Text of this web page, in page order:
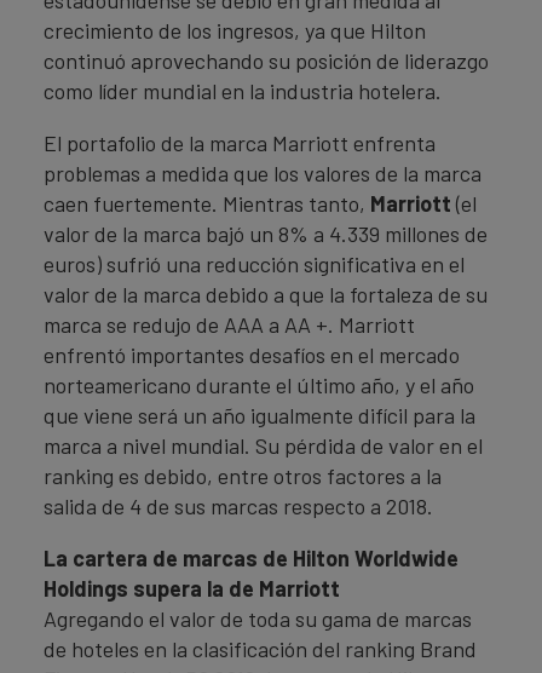
crecimiento de los ingresos, ya que Hilton
continuó aprovechando su posición de liderazgo
como líder mundial en la industria hotelera.
El portafolio de la marca Marriott enfrenta
problemas a medida que los valores de la marca
caen fuertemente. Mientras tanto, Marriott (el
valor de la marca bajó un 8% a 4.339 millones de
euros) sufrió una reducción significativa en el
valor de la marca debido a que la fortaleza de su
marca se redujo de AAA a AA +. Marriott
enfrentó importantes desafíos en el mercado
norteamericano durante el último año, y el año
que viene será un año igualmente difícil para la
marca a nivel mundial. Su pérdida de valor en el
ranking es debido, entre otros factores a la
salida de 4 de sus marcas respecto a 2018.
La cartera de marcas de Hilton Worldwide
Holdings supera la de Marriott
Agregando el valor de toda su gama de marcas
de hoteles en la clasificación del ranking Brand